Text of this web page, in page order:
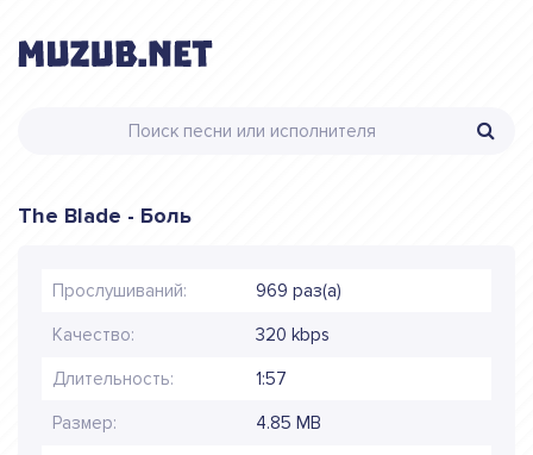
The Blade - Боль
Прослушиваний: 969 раз(а)
Качество: 320 kbps
Длительность: 1:57
Размер: 4.85 MB